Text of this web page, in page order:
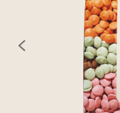
previous